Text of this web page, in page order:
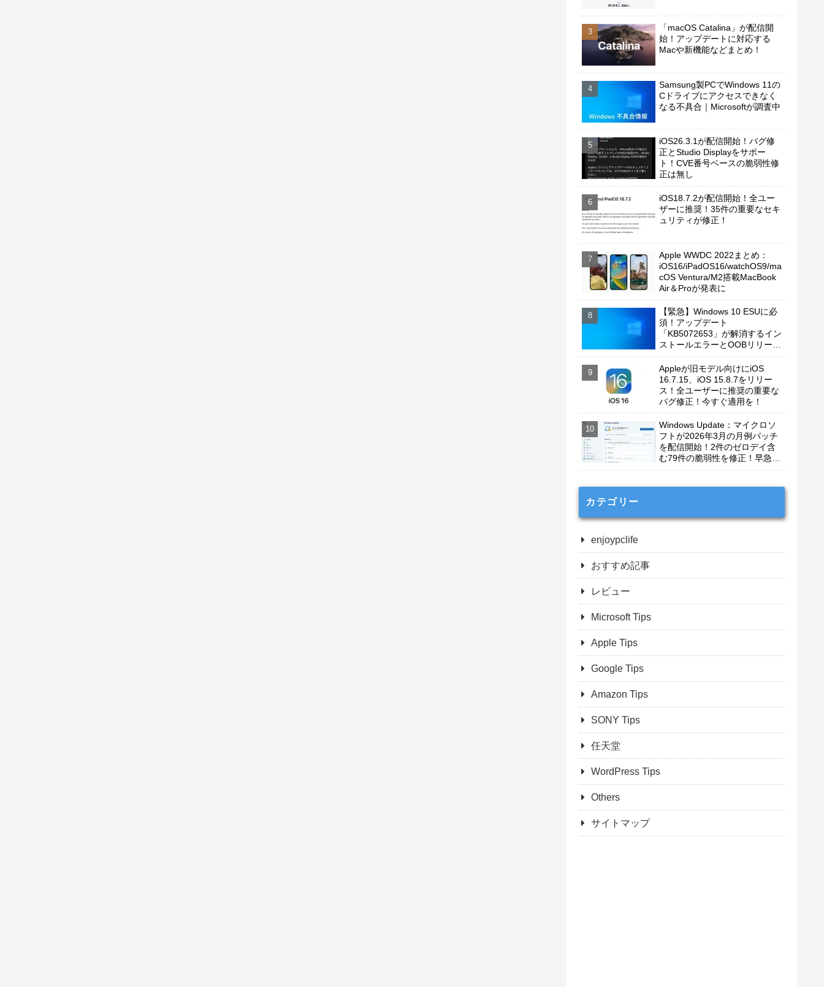
「macOS Catalina」が配信開
始！アップデートに対応する
Macや新機能などまとめ！
Samsung製PCでWindows 11の
Cドライブにアクセスできなく
なる不具合｜Microsoftが調査中
iOS26.3.1が配信開始！バグ修
正とStudio Displayをサポー
ト！CVE番号ベースの脆弱性修
正は無し
iOS18.7.2が配信開始！全ユー
ザーに推奨！35件の重要なセキ
ュリティが修正！
Apple WWDC 2022まとめ：
iOS16/iPadOS16/watchOS9/ma
cOS Ventura/M2搭載MacBook
Air＆Proが発表に
【緊急】Windows 10 ESUに必
須！アップデート
「KB5072653」が解消するイン
ストールエラーとOOBリリース
Appleが旧モデル向けにiOS
16.7.15、iOS 15.8.7をリリー
ス！全ユーザーに推奨の重要な
バグ修正！今すぐ適用を！
Windows Update：マイクロソ
フトが2026年3月の月例パッチ
を配信開始！2件のゼロデイ含
む79件の脆弱性を修正！早急に
カテゴリー
enjoypclife
おすすめ記事
レビュー
Microsoft Tips
Apple Tips
Google Tips
Amazon Tips
SONY Tips
任天堂
WordPress Tips
Others
サイトマップ